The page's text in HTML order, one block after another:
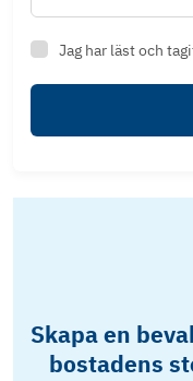
Jag har läst och
Skapa en
bostadens